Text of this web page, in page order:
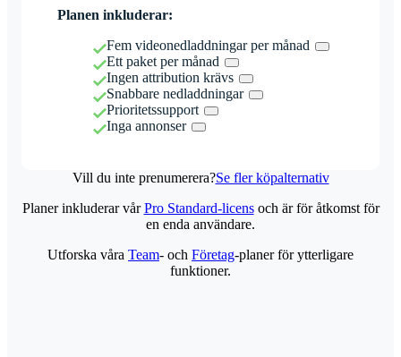
Planen inkluderar:
Fem videonedladdningar per månad
Ett paket per månad
Ingen attribution krävs
Snabbare nedladdningar
Prioritetssupport
Inga annonser
Vill du inte prenumerera?Se fler köpalternativ
Planer inkluderar vårPro Standard-licensoch är för åtkomst för
en enda användare.
Utforska våra Team- och Företag-planer för ytterligare
funktioner.